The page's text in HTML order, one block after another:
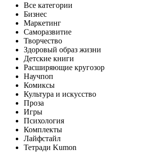
Все категории
Бизнес
Маркетинг
Саморазвитие
Творчество
Здоровый образ жизни
Детские книги
Расширяющие кругозор
Научпоп
Комиксы
Культура и искусство
Проза
Игры
Психология
Комплекты
Лайфстайл
Тетради Kumon